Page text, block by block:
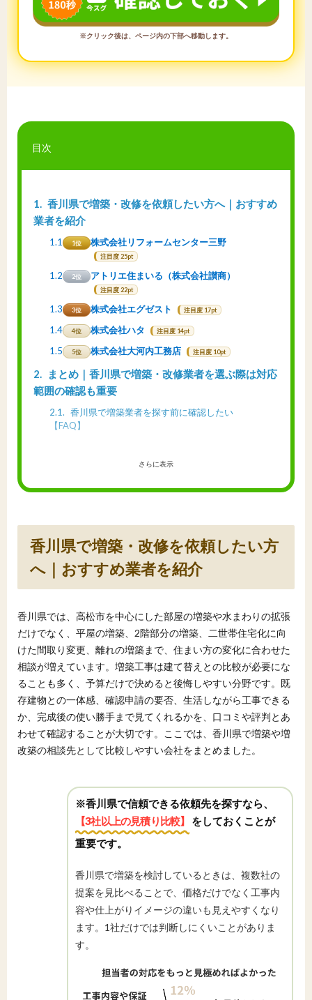
※クリック後は、ページ内の下部へ移動します。
目次
1
香川県で増築・改修を依頼したい方へ｜おすすめ
業者を紹介
1.1 1位 株式会社リフォームセンター三野
注目度 25pt
1.2 2位 アトリエ住まいる（株式会社讃商）
注目度 22pt
1.3 3位 株式会社エグゼスト 注目度 17pt
1.4 4位 株式会社ハタ 注目度 14pt
1.5 5位 株式会社大河内工務店 注目度 10pt
2
まとめ｜香川県で増築・改修業者を選ぶ際は対応
範囲の確認も重要
2.1
香川県で増築業者を探す前に確認したい
【FAQ】
さらに表示
香川県で増築・改修を依頼したい方
へ｜おすすめ業者を紹介
香川県では、高松市を中心にした部屋の増築や水まわりの拡張
だけでなく、平屋の増築、2階部分の増築、二世帯住宅化に向
けた間取り変更、離れの増築まで、住まい方の変化に合わせた
相談が増えています。増築工事は建て替えとの比較が必要にな
ることも多く、予算だけで決めると後悔しやすい分野です。既
存建物との一体感、確認申請の要否、生活しながら工事できる
か、完成後の使い勝手まで見てくれるかを、口コミや評判とあ
わせて確認することが大切です。ここでは、香川県で増築や増
改築の相談先として比較しやすい会社をまとめました。
※香川県で信頼できる依頼先を探すなら、
【3社以上の見積り比較】
をしておくことが
重要です。
香川県で増築を検討しているときは、複数社の
提案を見比べることで、価格だけでなく工事内
容や仕上がりイメージの違いも見えやすくなり
ます。1社だけでは判断しにくいことがありま
す。